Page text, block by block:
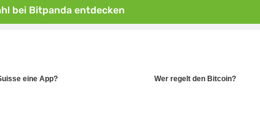
bei Bitpanda entdecken
eine App? Wer regelt den Bitcoin?